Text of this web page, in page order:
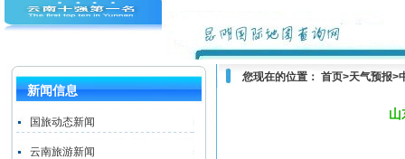
新闻信息
国旅动态新闻
云南旅游新闻
您现在的位置： 首页>天气预报>
山